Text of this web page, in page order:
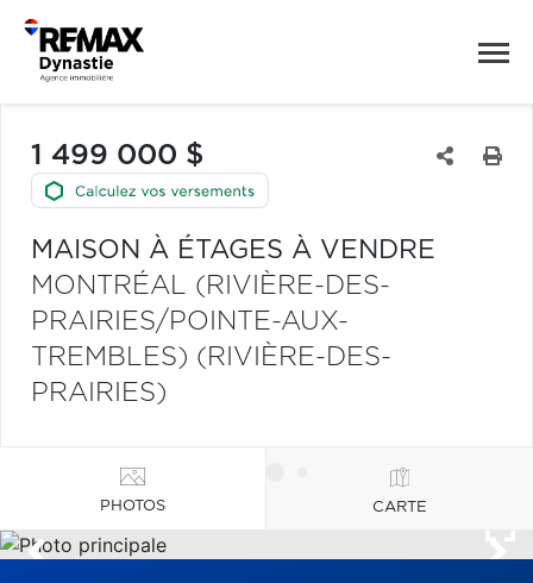
1 499 000 $
MAISON À ÉTAGES À VENDRE
MONTRÉAL (RIVIÈRE-DES-
PRAIRIES/POINTE-AUX-
TREMBLES) (RIVIÈRE-DES-
PRAIRIES)
PHOTOS CARTE